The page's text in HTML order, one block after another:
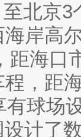
北京
岸高
距海口
，距
球场
计了